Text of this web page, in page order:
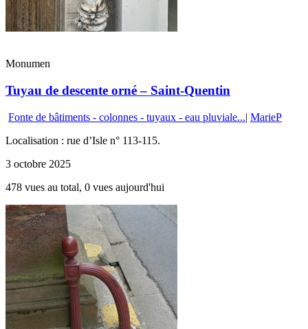
Monumen
Tuyau de descente orné – Saint-Quentin
Fonte de bâtiments - colonnes - tuyaux - eau pluviale...| MarieP
Localisation : rue d’Isle n° 113-115.
3 octobre 2025
478 vues au total, 0 vues aujourd'hui